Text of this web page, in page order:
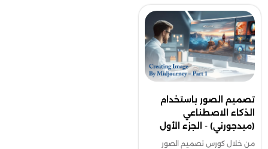
تصميم الصور باستخدام
الذكاء الاصطناعي
(ميدجورني) - الجزء الأول
من خلال كورس تصميم الصور